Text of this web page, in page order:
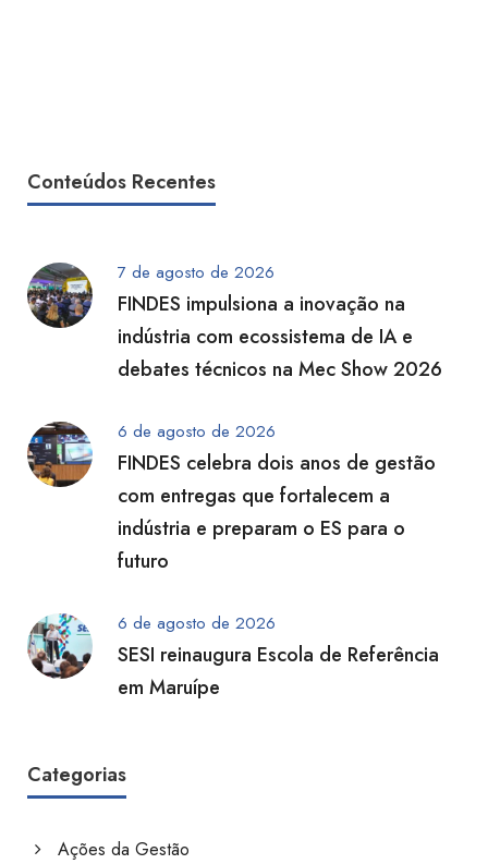
Conteúdos Recentes
7 de agosto de 2026
FINDES impulsiona a inovação na
indústria com ecossistema de IA e
debates técnicos na Mec Show 2026
6 de agosto de 2026
FINDES celebra dois anos de gestão
com entregas que fortalecem a
indústria e preparam o ES para o
futuro
6 de agosto de 2026
SESI reinaugura Escola de Referência
em Maruípe
Categorias
Ações da Gestão